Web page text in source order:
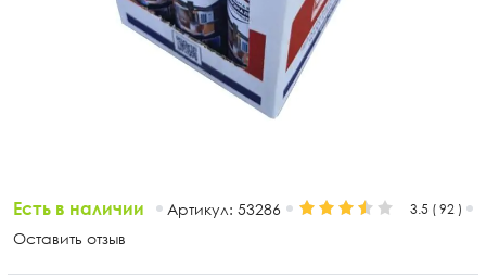
Есть в наличии Артикул:53286 3.5 (92 )
Оставить отзыв